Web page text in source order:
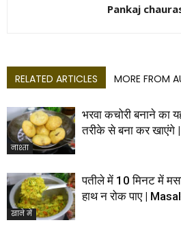
Pankaj
RELATED ARTICLES MORE FROM
नाश्ता
भरवा कचोरी बनाने का
तरीके से बना कर खाएंगे
खाने में
पतीले में 10 मिनट में
हाथ न रोक पाए |